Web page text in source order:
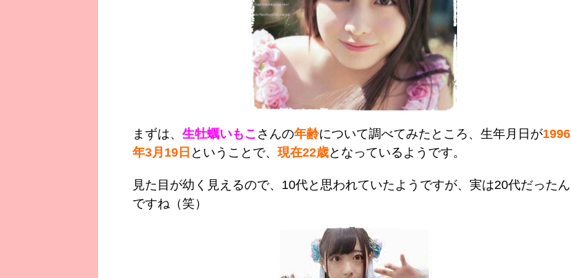
まずは、 生牡蠣いもこ さんの年齢について調べてみたところ、生年月日が1996
年3月19日 ということで、 現在22歳となっているようです。
見た目が幼く見えるので、10代と思われていたようですが、実は20代だったん
ですね（笑）